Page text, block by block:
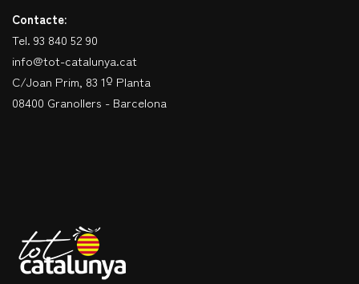
Contacte:
Tel. 93 840 52 90
info@tot-catalunya.cat
C/Joan Prim, 83 1º Planta
08400 Granollers - Barcelona